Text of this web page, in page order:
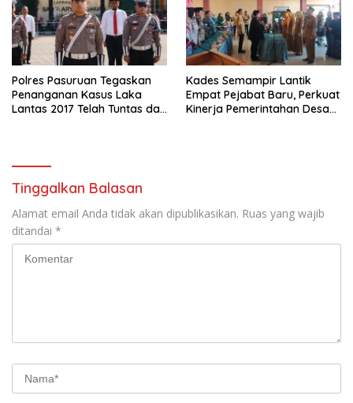
Polres Pasuruan Tegaskan
Penanganan Kasus Laka
Lantas 2017 Telah Tuntas dan
Kades Semampir Lantik
Empat Pejabat Baru, Perkuat
Kinerja Pemerintahan Desa
Tinggalkan Balasan
Alamat email Anda tidak akan dipublikasikan. Ruas yang wajib
ditandai *